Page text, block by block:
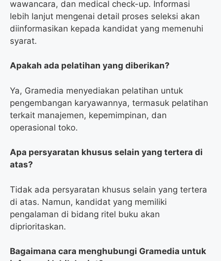
wawancara, dan medical check-up. Informasi
lebih lanjut mengenai detail proses seleksi akan
diinformasikan kepada kandidat yang memenuhi
syarat.
Apakah ada pelatihan yang diberikan?
Ya, Gramedia menyediakan pelatihan untuk
pengembangan karyawannya, termasuk pelatihan
terkait manajemen, kepemimpinan, dan
operasional toko.
Apa persyaratan khusus selain yang tertera di
atas?
Tidak ada persyaratan khusus selain yang tertera
di atas. Namun, kandidat yang memiliki
pengalaman di bidang ritel buku akan
diprioritaskan.
Bagaimana cara menghubungi Gramedia untuk